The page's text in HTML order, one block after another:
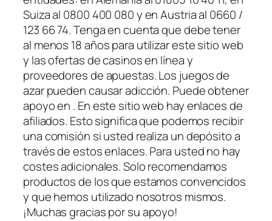
Suiza al 0800 400 080 y en Austria al 0660 /
123 66 74. Tenga en cuenta que debe tener
al menos 18 años para utilizar este sitio web
y las ofertas de casinos en línea y
proveedores de apuestas. Los juegos de
azar pueden causar adicción. Puede obtener
apoyo en . En este sitio web hay enlaces de
afiliados. Esto significa que podemos recibir
una comisión si usted realiza un depósito a
través de estos enlaces. Para usted no hay
costes adicionales. Solo recomendamos
productos de los que estamos convencidos
y que hemos utilizado nosotros mismos.
¡Muchas gracias por su apoyo!